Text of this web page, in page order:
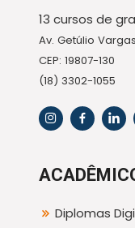
13 cursos de
Av. Getúlio
CEP: 19807-130
(18) 3302-1055
Diplomas